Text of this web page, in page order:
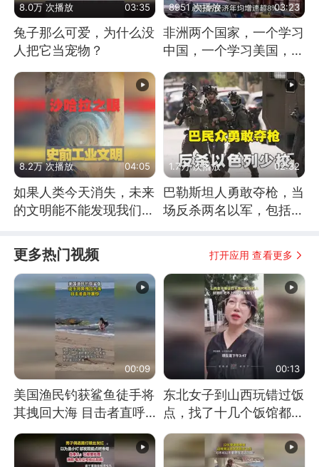
8.0万 次播放 03:35
兔子那么可爱，为什么没
人把它当宠物？
8951 次播放 03:23
非洲两个国家，一个学习
中国，一个学习美国，结
8.2万 次播放 04:05
如果人类今天消失，未来
的文明能不能发现我们存
1.7万 次播放 02:32
巴勒斯坦人勇敢夺枪，当
场反杀两名以军，包括一
更多热门视频 打开应用 查看更多
00:09
美国渔民钓获鲨鱼徒手将
其拽回大海 目击者直呼
震惊 （视频来源：参考
消息）
00:13
东北女子到山西玩错过饭
点，找了十几个饭馆都没
开门：午休到几点